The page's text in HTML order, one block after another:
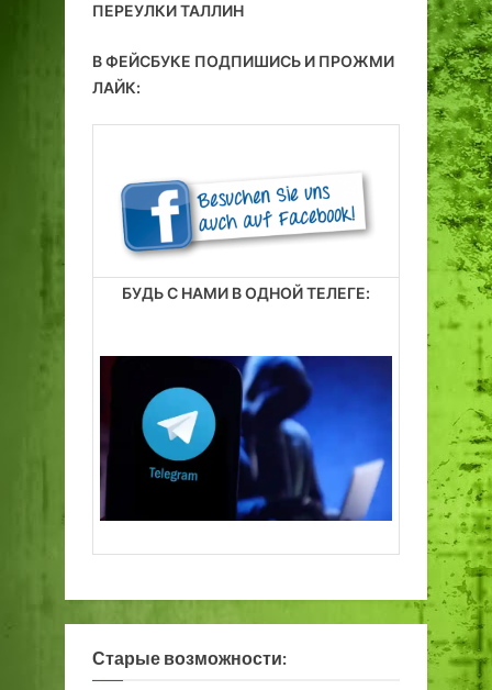
ПЕРЕУЛКИ ТАЛЛИН
В ФЕЙСБУКЕ ПОДПИШИСЬ И ПРОЖМИ
ЛАЙК:
БУДЬ С НАМИ В ОДНОЙ ТЕЛЕГЕ:
Старые возможности: